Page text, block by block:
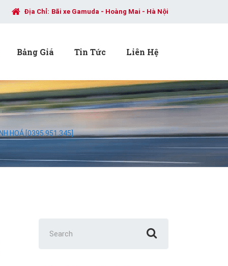
Địa Chỉ: Bãi xe Gamuda - Hoàng Mai - Hà Nội
Bảng Giá Tin Tức Liên Hệ
HOÁ [0395.951.345]
for: